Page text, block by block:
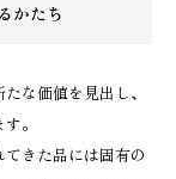
かたち
な価値を見出し、
。
きた品には固有の